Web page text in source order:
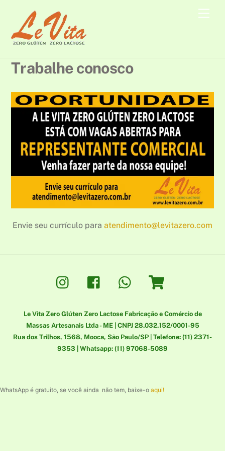
content
Trabalhe conosco
Envie seu currículo para atendimento@levitazero.com
Instagram Facebook Whatsapp
Le Vita Zero Glúten Zero Lactose Fabricação e Comércio de
Massas Artesanais Ltda - ME | CNPJ 28.032.152/0001-95
Rua dos Trilhos, 1568, Mooca, São Paulo/SP | Telefone: (11) 2371-
9353 | Whatsapp: (11) 97068-5089
WhatsApp é gratuito, se você ainda não tem, baixe-o aqui!